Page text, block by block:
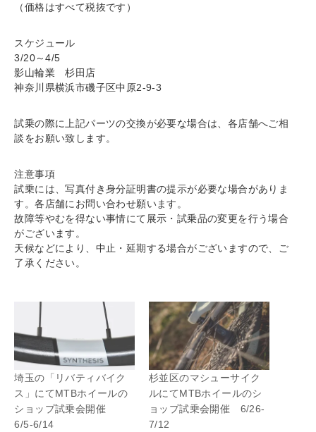
（価格はすべて税抜です）
スケジュール
3/20～4/5
影山輪業 杉田店
神奈川県横浜市磯子区中原2-9-3
試乗の際に上記パーツの交換が必要な場合は、各店舗へご相
談をお願い致します。
注意事項
試乗には、写真付き身分証明書の提示が必要な場合がありま
す。各店舗にお問い合わせ願います。
故障等やむを得ない事情にて展示・試乗品の変更を行う場合
がございます。
天候などにより、中止・延期する場合がございますので、ご
了承ください。
埼玉の「リバティバイク
ス」にてMTBホイールの
ショップ試乗会開催
6/5-6/14
杉並区のマシューサイク
ルにてMTBホイールのシ
ョップ試乗会開催 6/26-
7/12